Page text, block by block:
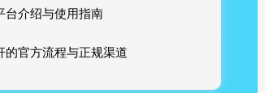
台介绍与使用指南
的官方流程与正规渠道